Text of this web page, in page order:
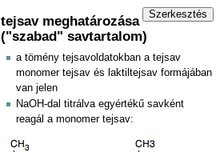
Szerkesztés
tejsav meghatározása
("szabad" savtartalom)
a tömény tejsavoldatokban a tejsav
monomer tejsav és laktiltejsav formájában
van jelen
NaOH-dal titrálva egyértékű savként
reagál a monomer tejsav: